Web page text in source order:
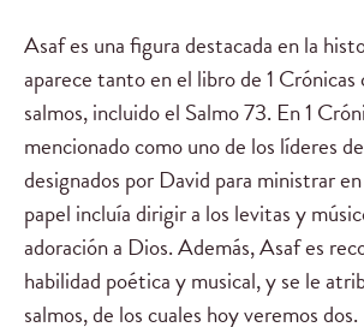
Asaf es una figura destacada en la
aparece tanto en el libro de 1 Crónicas
salmos, incluido el Salmo 73. En 1
mencionado como uno de los líderes
designados por David para ministrar
papel incluía dirigir a los levitas y
adoración a Dios. Además, Asaf es
habilidad poética y musical, y se le
salmos, de los cuales hoy veremos dos.